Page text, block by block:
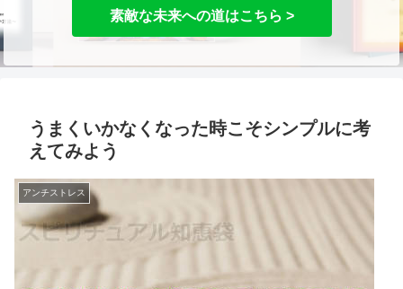
素敵な未来への道はこちら >
うまくいかなくなった時こそシンプルに考
えてみよう
アンチストレス